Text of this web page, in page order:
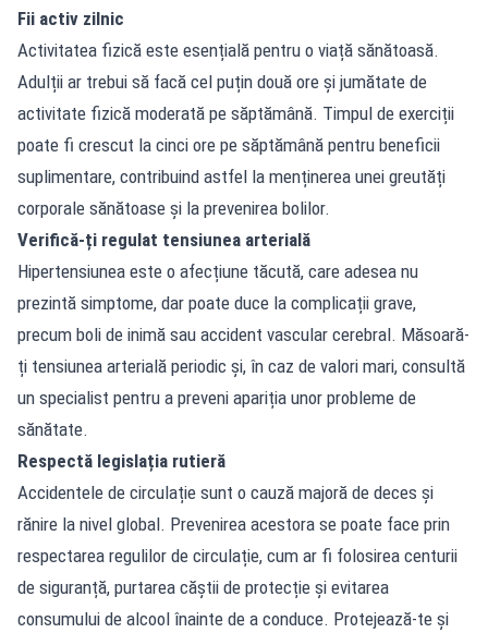
Fii activ zilnic
Activitatea fizică este esențială pentru o viață sănătoasă.
Adulții ar trebui să facă cel puțin două ore și jumătate de
activitate fizică moderată pe săptămână. Timpul de exerciții
poate fi crescut la cinci ore pe săptămână pentru beneficii
suplimentare, contribuind astfel la menținerea unei greutăți
corporale sănătoase și la prevenirea bolilor.
Verifică-ți regulat tensiunea arterială
Hipertensiunea este o afecțiune tăcută, care adesea nu
prezintă simptome, dar poate duce la complicații grave,
precum boli de inimă sau accident vascular cerebral. Măsoară-
ți tensiunea arterială periodic și, în caz de valori mari, consultă
un specialist pentru a preveni apariția unor probleme de
sănătate.
Respectă legislația rutieră
Accidentele de circulație sunt o cauză majoră de deces și
rănire la nivel global. Prevenirea acestora se poate face prin
respectarea regulilor de circulație, cum ar fi folosirea centurii
de siguranță, purtarea căștii de protecție și evitarea
consumului de alcool înainte de a conduce. Protejează-te și